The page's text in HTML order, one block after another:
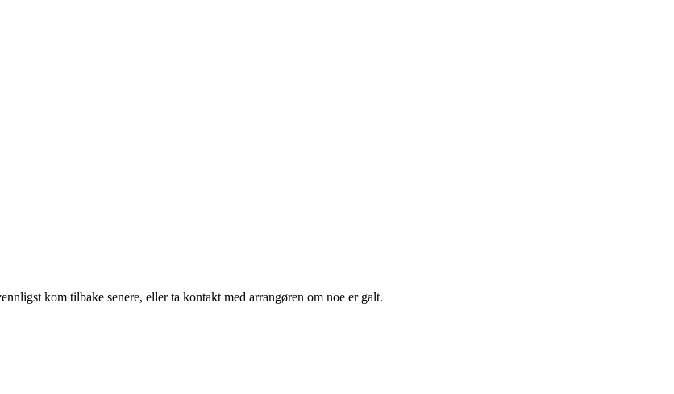
kom tilbake senere, eller ta kontakt med arrangøren om noe er galt.